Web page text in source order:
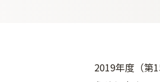
2019年度（第